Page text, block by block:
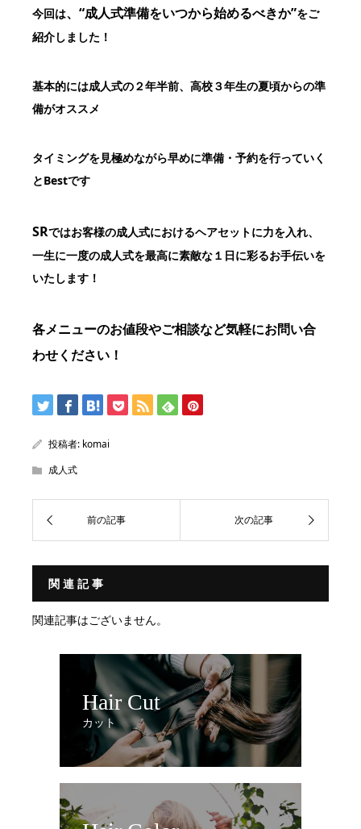
今回は、“成人式準備をいつから始めるべきか”をご
紹介しました！
基本的には成人式の２年半前、高校３年生の夏頃からの準
備がオススメ
タイミングを見極めながら早めに準備・予約を行っていく
とBestです
SRではお客様の成人式におけるヘアセットに力を入れ、
一生に一度の成人式を最高に素敵な１日に彩るお手伝いを
いたします！
各メニューのお値段やご相談など気軽にお問い合
わせください！
投稿者: komai
成人式
関連記事
関連記事はございません。
Hair Cut
カット